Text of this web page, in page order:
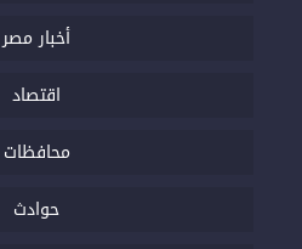
أخبار مصر
اقتصاد
محافظات
حوادث